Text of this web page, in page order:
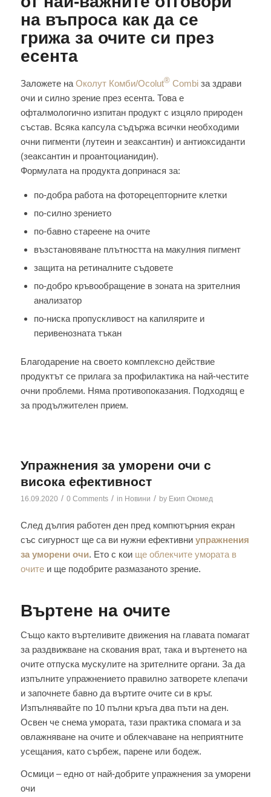
на въпроса как да се
грижа за очите си през
есента
Заложете на Околут Комби/Ocolut®Combiза здрави
очи и силно зрение през есента. Това е
офталмологично изпитан продукт с изцяло природен
състав. Всяка капсула съдържа всички необходими
очни пигменти (лутеин и зеаксантин) и антиоксиданти
(зеаксантин и проантоцианидин).
Формулата на продукта допринася за:
по-добра работа на фоторецепторните клетки
по-силно зрението
по-бавно стареене на очите
възстановяване плътността на макулния пигмент
защита на ретиналните съдовете
по-добро кръвообращение в зоната на зрителния
анализатор
по-ниска пропускливост на капилярите и
перивенозната тъкан
Благодарение на своето комплексно действие
продуктът се прилага за профилактика на най-честите
очни проблеми. Няма противопоказания. Подходящ е
за продължителен прием.
Упражнения за уморени очи с
висока ефективност
16.09.2020 / 0 Comments / in Новини / by Екип Окомед
След дългия работен ден пред компютърния екран
със сигурност ще са ви нужни ефективни упражнения
за уморени очи. Ето с кои ще облекчите умората в
очитеи ще подобрите размазаното зрение.
Въртене на очите
Също както въртеливите движения на главата помагат
за раздвижване на скования врат, така и въртенето на
очите отпуска мускулите на зрителните органи. За да
изпълните упражнението правилно затворете клепачи
и започнете бавно да въртите очите си в кръг.
Изпълнявайте по 10 пълни кръга два пъти на ден.
Освен че снема умората, тази практика спомага и за
овлажняване на очите и облекчаване на неприятните
усещания, като сърбеж, парене или бодеж.
Осмици – едно от най-добрите упражнения за уморени
очи